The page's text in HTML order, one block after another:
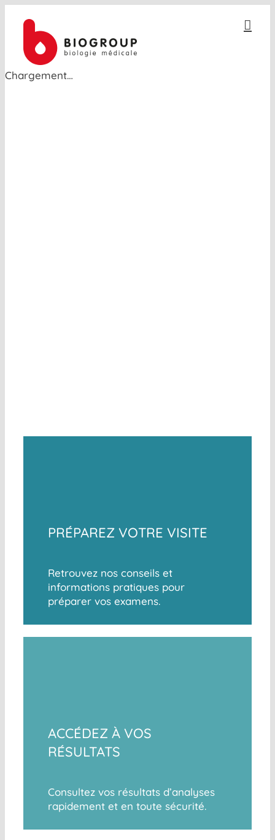
contenu
Chargement…
PRÉPAREZ VOTRE VISITE
Retrouvez nos conseils et
informations pratiques pour
préparer vos examens.
ACCÉDEZ À VOS
RÉSULTATS
Consultez vos résultats d’analyses
rapidement et en toute sécurité.